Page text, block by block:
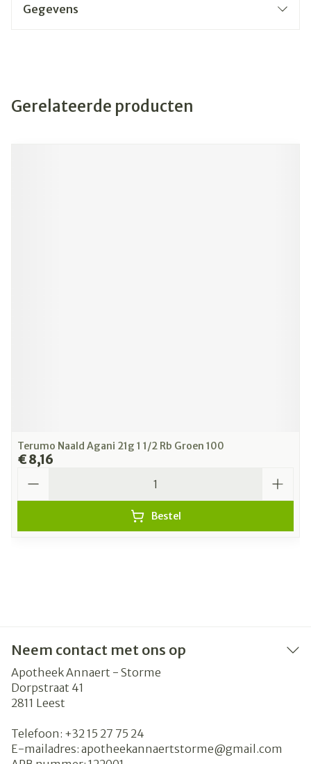
Gegevens
Gerelateerde producten
Terumo Naald Agani 21g 1 1/2 Rb Groen 100
€ 8,16
Bestel
Neem contact met ons op
Apotheek Annaert - Storme
Dorpstraat 41
2811 Leest
Telefoon: +32 15 27 75 24
E-mailadres: apotheekannaertstorme@gmail.com